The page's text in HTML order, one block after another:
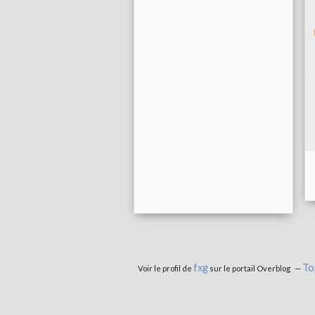
Voir le profil de fxgsur le portail Overblog